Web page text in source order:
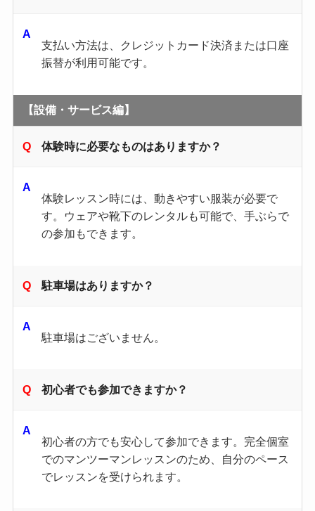
支払い方法は、クレジットカード決済または口座
振替が利用可能です。
【設備・サービス編】
体験時に必要なものはありますか？
体験レッスン時には、動きやすい服装が必要で
す。​ウェアや靴下のレンタルも可能で、手ぶらで
の参加もできます。
駐車場はありますか？
駐車場はございません。
初心者でも参加できますか？
初心者の方でも安心して参加できます。​完全個室
でのマンツーマンレッスンのため、自分のペース
でレッスンを受けられます。